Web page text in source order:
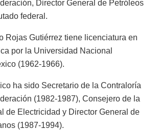
Director General de Petróleos
federal.
Rojas Gutiérrez tiene licenciatura en
por la Universidad Nacional
(1962-1966).
ha sido Secretario de la Contraloría
(1982-1987), Consejero de la
de Electricidad y Director General de
(1987-1994).